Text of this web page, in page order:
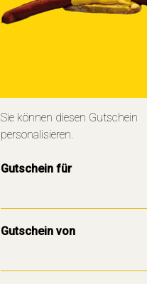
Sie können diesen Gutschein
personalisieren.
Gutschein für
Gutschein von